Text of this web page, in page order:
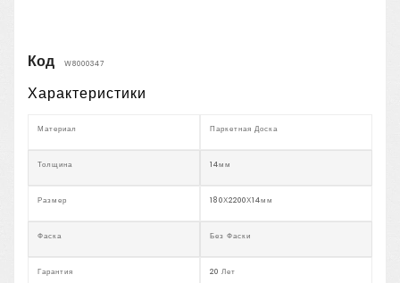
Код W8000347
Характеристики
Материал Паркетная Доска
Толщина 14мм
Размер 180Х2200Х14мм
Фаска Без Фаски
Гарантия 20 Лет